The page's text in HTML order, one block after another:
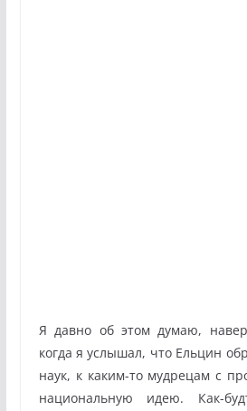
Я давно об этом думаю,
когда я услышал, что Ельцин
наук, к каким-то мудрецам с
национальную идею. Как-